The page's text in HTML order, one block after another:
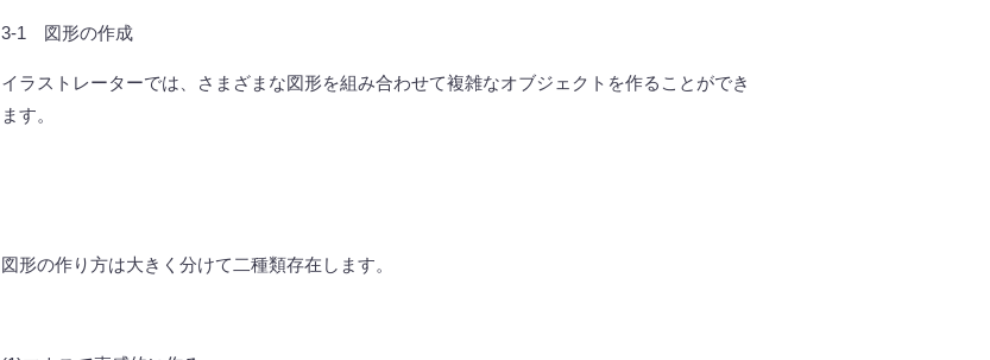
3-1 図形の作成
イラストレーターでは、さまざまな図形を組み合わせて複雑なオブジェクトを作ることができ
ます。
図形の作り方は大きく分けて二種類存在します。